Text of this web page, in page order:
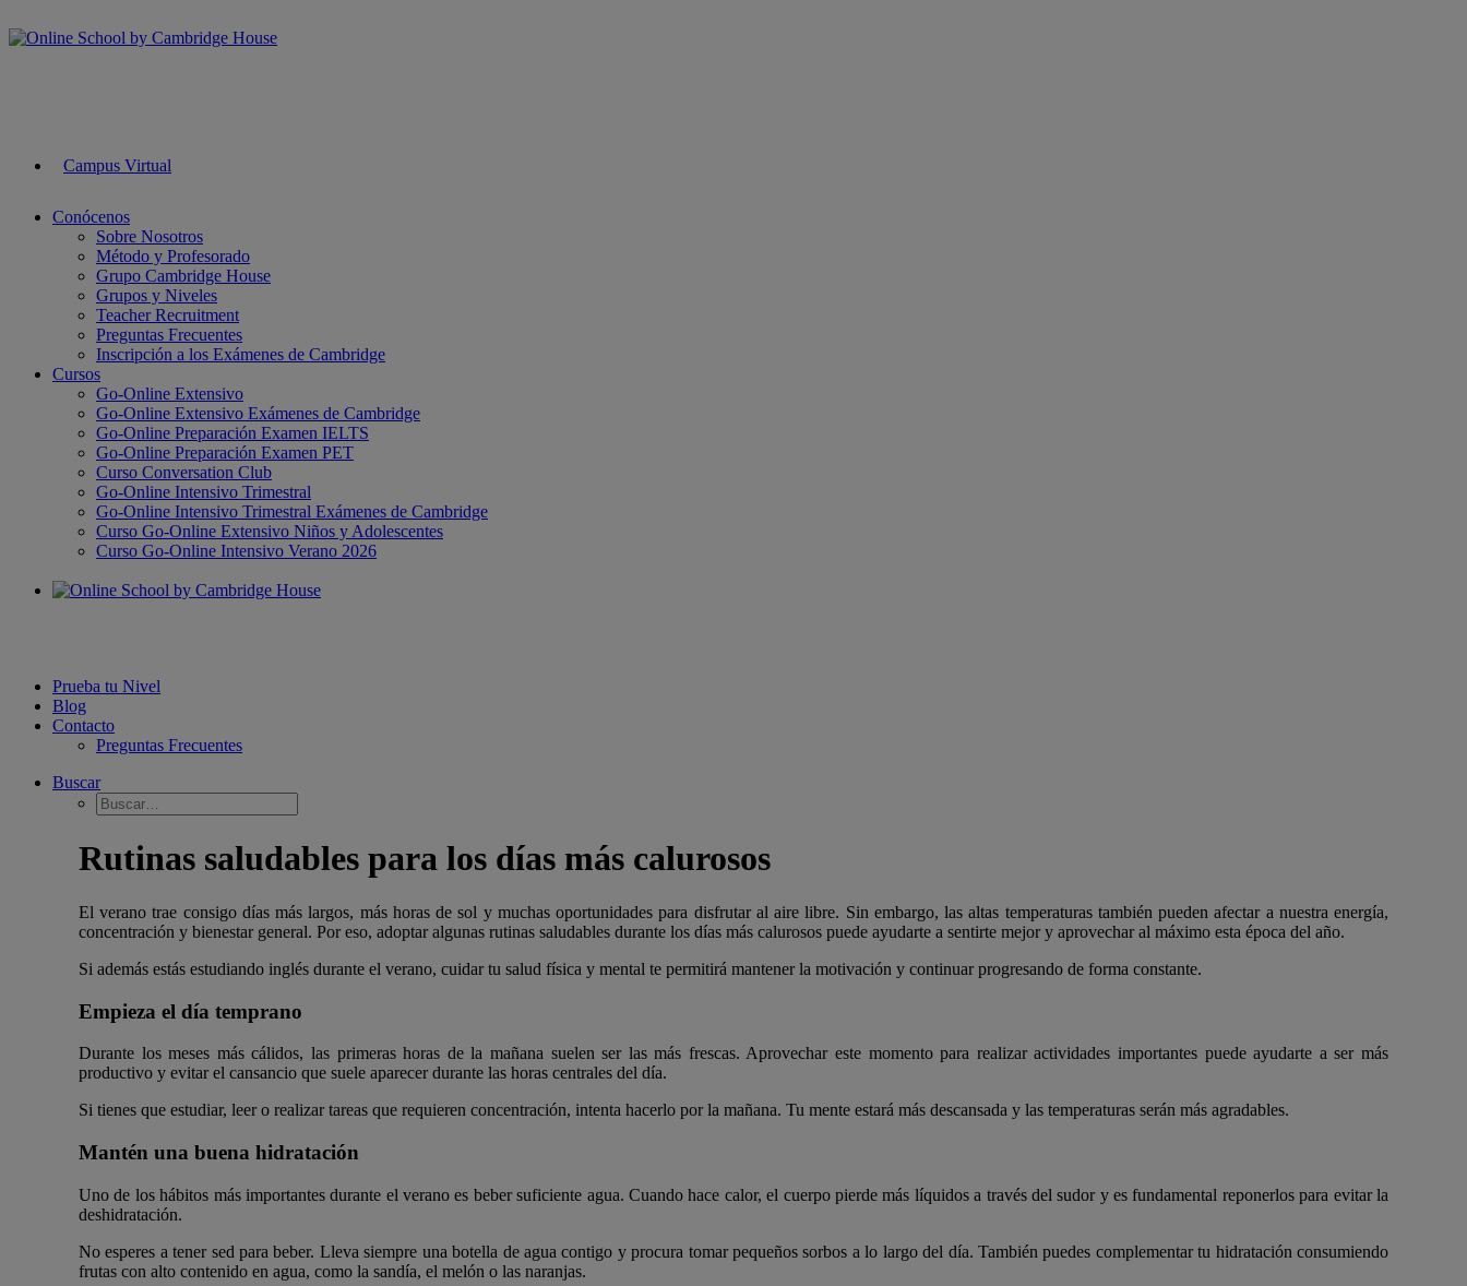
Campus Virtual
Conócenos
Sobre Nosotros
Método y Profesorado
Grupo Cambridge House
Grupos y Niveles
Teacher Recruitment
Preguntas Frecuentes
Inscripción a los Exámenes de Cambridge
Cursos
Go-Online Extensivo
Go-Online Extensivo Exámenes de Cambridge
Go-Online Preparación Examen IELTS
Go-Online Preparación Examen PET
Curso Conversation Club
Go-Online Intensivo Trimestral
Go-Online Intensivo Trimestral Exámenes de Cambridge
Curso Go-Online Extensivo Niños y Adolescentes
Curso Go-Online Intensivo Verano 2026
Prueba tu Nivel
Blog
Contacto
Preguntas Frecuentes
Buscar
Rutinas saludables para los días más calurosos
El verano trae consigo días más largos, más horas de sol y muchas oportunidades para disfrutar al aire libre. Sin embargo, las altas temperaturas también pueden afectar a nuestra energía,
concentración y bienestar general. Por eso, adoptar algunas rutinas saludables durante los días más calurosos puede ayudarte a sentirte mejor y aprovechar al máximo esta época del año.
Si además estás estudiando inglés durante el verano, cuidar tu salud física y mental te permitirá mantener la motivación y continuar progresando de forma constante.
Empieza el día temprano
Durante los meses más cálidos, las primeras horas de la mañana suelen ser las más frescas. Aprovechar este momento para realizar actividades importantes puede ayudarte a ser más
productivo y evitar el cansancio que suele aparecer durante las horas centrales del día.
Si tienes que estudiar, leer o realizar tareas que requieren concentración, intenta hacerlo por la mañana. Tu mente estará más descansada y las temperaturas serán más agradables.
Mantén una buena hidratación
Uno de los hábitos más importantes durante el verano es beber suficiente agua. Cuando hace calor, el cuerpo pierde más líquidos a través del sudor y es fundamental reponerlos para evitar la
deshidratación.
No esperes a tener sed para beber. Lleva siempre una botella de agua contigo y procura tomar pequeños sorbos a lo largo del día. También puedes complementar tu hidratación consumiendo
frutas con alto contenido en agua, como la sandía, el melón o las naranjas.